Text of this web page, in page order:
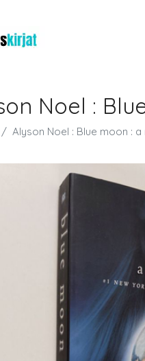
Noel :
Alyson Noel : Blue moon : a